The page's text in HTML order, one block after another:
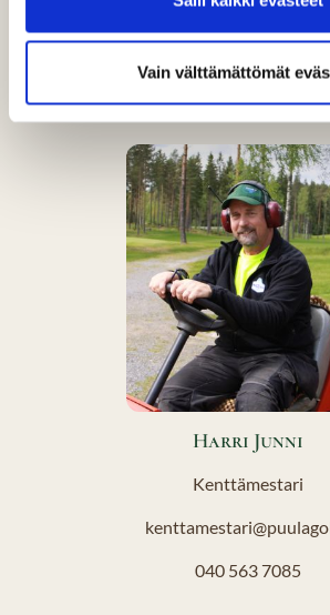
Vain välttämättömät
Toimitusjohtaja
Harri Junni
Kenttämestari
040 563 7085